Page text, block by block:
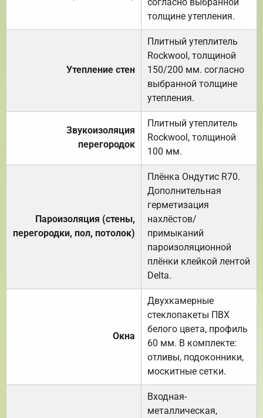
толщине утепления.
Утепление стен
Плитный утеплитель
Rockwool, толщиной
150/200 мм. согласно
выбранной толщине
утепления.
Звукоизоляция
перегородок
Плитный утеплитель
Rockwool, толщиной
100 мм.
Пароизоляция (стены,
перегородки, пол, потолок)
Плёнка Ондутис R70.
Дополнительная
герметизация
нахлёстов/
примыканий
пароизоляционной
плёнки клейкой лентой
Delta.
Окна
Двухкамерные
стеклопакеты ПВХ
белого цвета, профиль
60 мм. В комплекте:
отливы, подоконники,
москитные сетки.
Входная-
металлическая,